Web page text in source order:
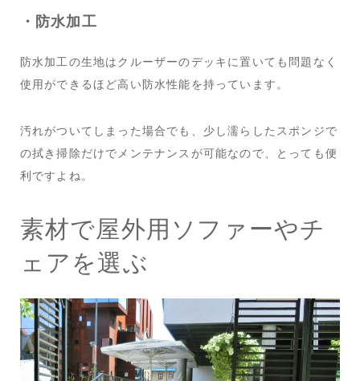
・防水加工
防水加工の生地はクルーザーのデッキに置いても問題なく
使用ができるほど高い防水性能を持っています。
汚れがついてしまった場合でも、少し濡らしたスポンジで
の拭き掃除だけでメンテナンスが可能なので、とっても便
利ですよね。
素材で屋外用ソファーやチ
ェアを選ぶ